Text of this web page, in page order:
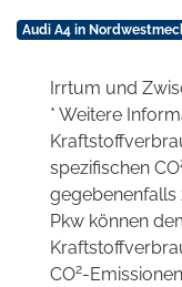
Audi A4 in
Irrtum und
* Weitere
spezifischen CO
Pkw können
CO2-